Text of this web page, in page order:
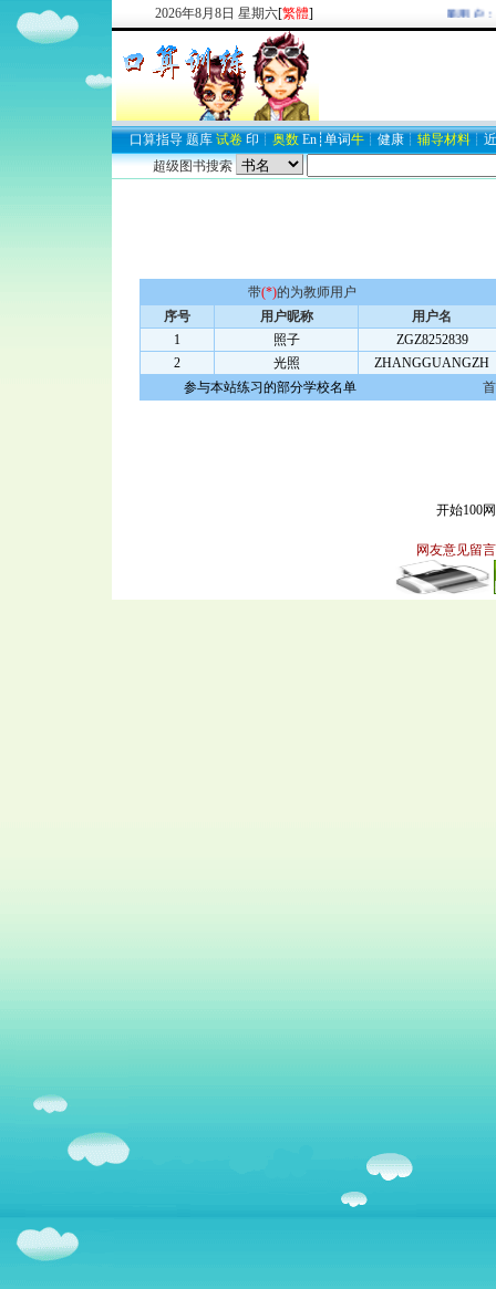
2026年8月 8日 星期六[繁體] 欢迎新注册用户：
口算指导 题库 试卷 印 ┊ 奥数 En ┊ 单词牛 ┊ 健康 ┊ 辅导材料 ┊
超级图书搜索
带(*)的为教师用户
序号
用户昵称
用户名
1
照子
ZGZ8252839
2
光照
ZHANGGUANGZH
参与本站练习的部分学校名单
开始100
网友意见留